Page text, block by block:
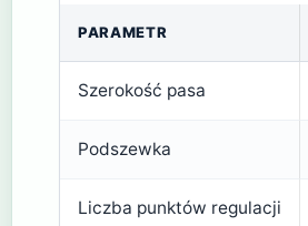
PARAMETR
Szerokość pasa
Podszewka
Liczba punktów regulacji